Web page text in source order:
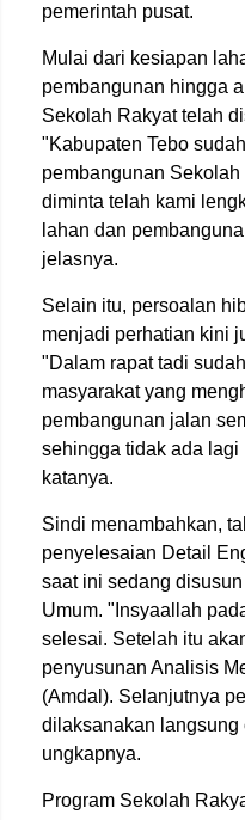
pemerintah pusat.
Mulai dari kesiapan
pembangunan hingga
Sekolah Rakyat telah
"Kabupaten Tebo
pembangunan
diminta telah kami
lahan dan
jelasnya.
Selain itu, persoalan
menjadi perhatian kini
"Dalam rapat tadi
masyarakat yang
pembangunan jalan
sehingga tidak ada
katanya.
Sindi menambahkan,
penyelesaian Detail
saat ini sedang
Umum. "Insyaallah
selesai. Setelah itu
penyusunan Analisis
(Amdal). Selanjutnya
dilaksanakan
ungkapnya.
Program Sekolah